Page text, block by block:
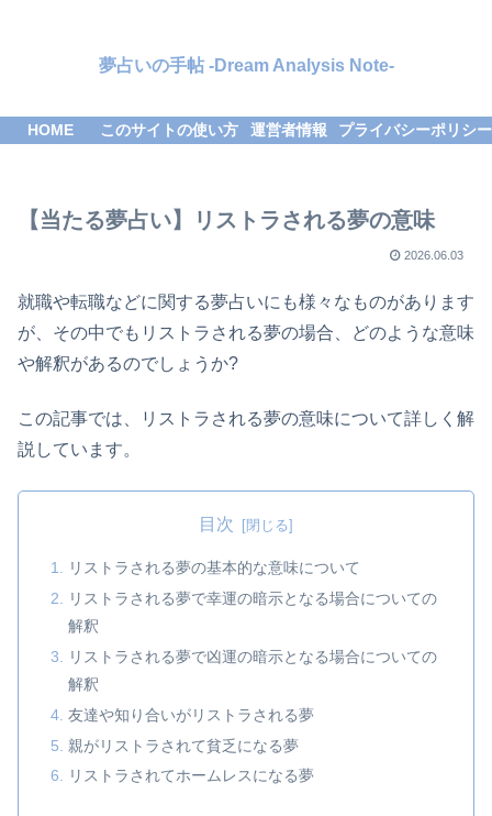
夢占いの手帖 -Dream Analysis Note-
HOME このサイトの使い方 運営者情報 プライバシーポリシー
【当たる夢占い】リストラされる夢の意味
2026.06.03
就職や転職などに関する夢占いにも様々なものがあります
が、その中でもリストラされる夢の場合、どのような意味
や解釈があるのでしょうか?
この記事では、リストラされる夢の意味について詳しく解
説しています。
目次
リストラされる夢の基本的な意味について
リストラされる夢で幸運の暗示となる場合についての
解釈
リストラされる夢で凶運の暗示となる場合についての
解釈
友達や知り合いがリストラされる夢
親がリストラされて貧乏になる夢
リストラされてホームレスになる夢